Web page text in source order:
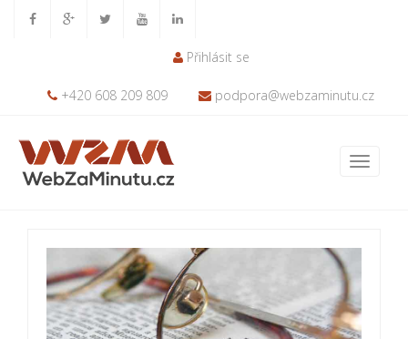
Přihlásit se
+420 608 209 809 podpora@webzaminutu.cz